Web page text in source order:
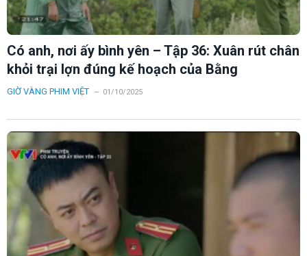
Có anh, nơi ấy bình yên – Tập 36: Xuân rút chân
khỏi trại lợn đúng kế hoạch của Bằng
GIỜ VÀNG PHIM VIỆT 01/10/2025